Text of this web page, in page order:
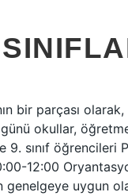
bir parçası
okullar,
9. sınıf öğrencileri
12:00
genelgeye uygun